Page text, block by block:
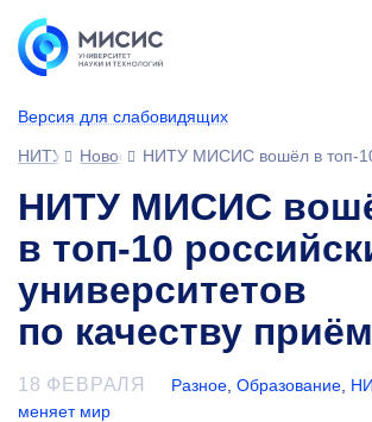
Версия для слабовидящих
НИТУ МИСИС
НовостиНИТУ МИСИС вошёл в топ-10
НИТУ МИСИС
в топ-10
университетов
по качеству
18 ФЕВРАЛЯ Разное, Образование,
меняет мир